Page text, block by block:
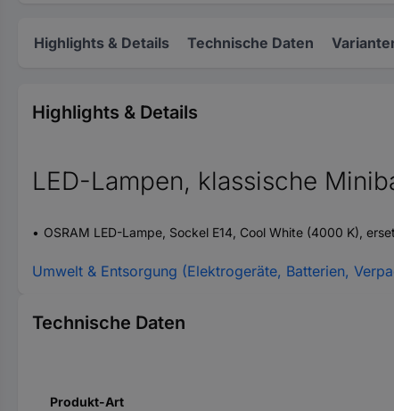
Highlights & Details Technische Daten
Highlights & Details
LED-Lampen, klassische
OSRAM LED-Lampe, Sockel E14, Cool White (4000 K),
Umwelt & Entsorgung (Elektrogeräte, Batterien,
Technische Daten
Produkt-Art